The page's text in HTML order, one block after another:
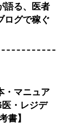
語る、医者
ログで稼ぐ
・マニュア
・レジデ
書】